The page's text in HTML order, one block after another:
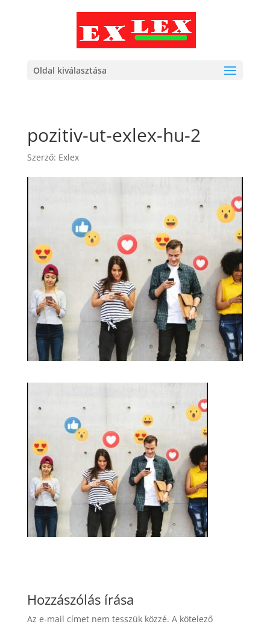
Oldal kiválasztása
pozitiv-ut-exlex-hu-2
Szerző: Exlex
Hozzászólás írása
Az e-mail címet nem tesszük közzé. A kötelező